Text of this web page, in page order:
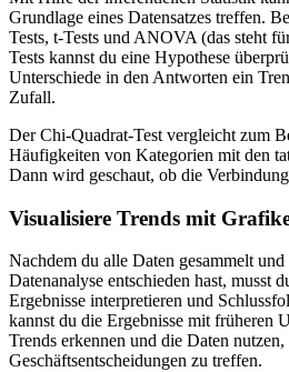
Grundlage eines Datensatzes treffen.
Tests, t-Tests und ANOVA (das steht
Tests kannst du eine Hypothese
Unterschiede in den Antworten ein
Zufall.
Der Chi-Quadrat-Test vergleicht zum
Häufigkeiten von Kategorien mit den
Dann wird geschaut, ob die
Visualisiere Trends mit
Nachdem du alle Daten gesammelt
Datenanalyse entschieden hast, musst
Ergebnisse interpretieren und
kannst du die Ergebnisse mit früheren
Trends erkennen und die Daten
Geschäftsentscheidungen zu treffen.